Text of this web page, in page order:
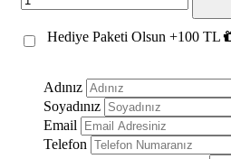
Gümüş Oyma
Kahve Altın
Gümüş Siyah
Beyaz Altın
Beyaz Gümüş
Hediye Paketi Olsun +100 TL
Adınız
Soyadınız
Email
Telefon